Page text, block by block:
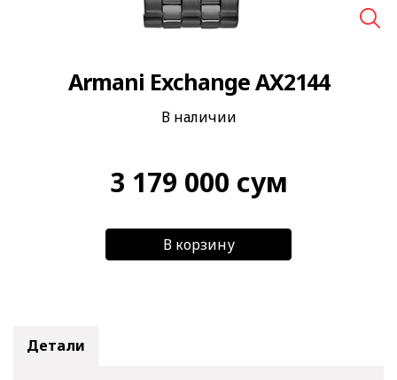
Armani Exchange AX2144
В наличии
3 179 000 сум
В корзину
Детали